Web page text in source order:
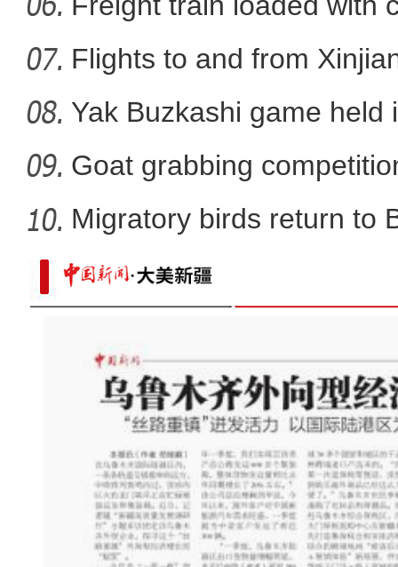
《游在新疆、吃住在兵团》
Flights to and from
Yak Buzkashi game held
Goat grabbing
Migratory birds return to